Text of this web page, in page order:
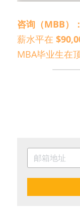
咨询（MBB）：
薪水平在
MBA毕业生在